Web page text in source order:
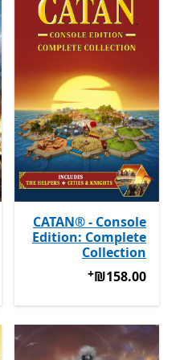
CATAN® - Console
Edition: Complete
Collection
‪₪158.00‬מבצעים על רכישת‪₪158.00‬
+